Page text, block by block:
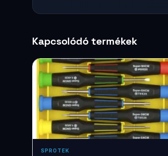
Kapcsolódó termékek
SPROTEK